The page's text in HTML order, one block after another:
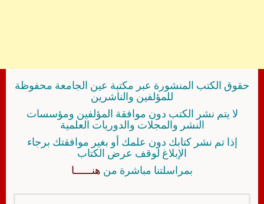
حقوق الكتب المنشورة عبر مكتبة عين الجامعة محفوظة
للمؤلفين والناشرين
لا يتم نشر الكتب دون موافقة المؤلفين ومؤسسات
النشر والمجلات والدوريات العلمية
إذا تم نشر كتابك دون علمك أو بغير موافقتك برجاء
الإبلاغ لوقف عرض الكتاب
بمراسلتنا مباشرة من هنــــــا